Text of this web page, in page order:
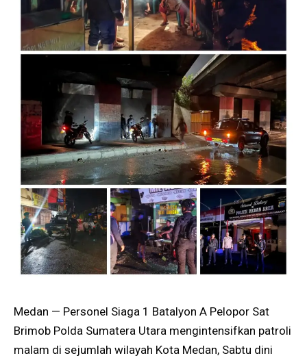
Medan — Personel Siaga 1 Batalyon A Pelopor Sat
Brimob Polda Sumatera Utara mengintensifkan patroli
malam di sejumlah wilayah Kota Medan, Sabtu dini